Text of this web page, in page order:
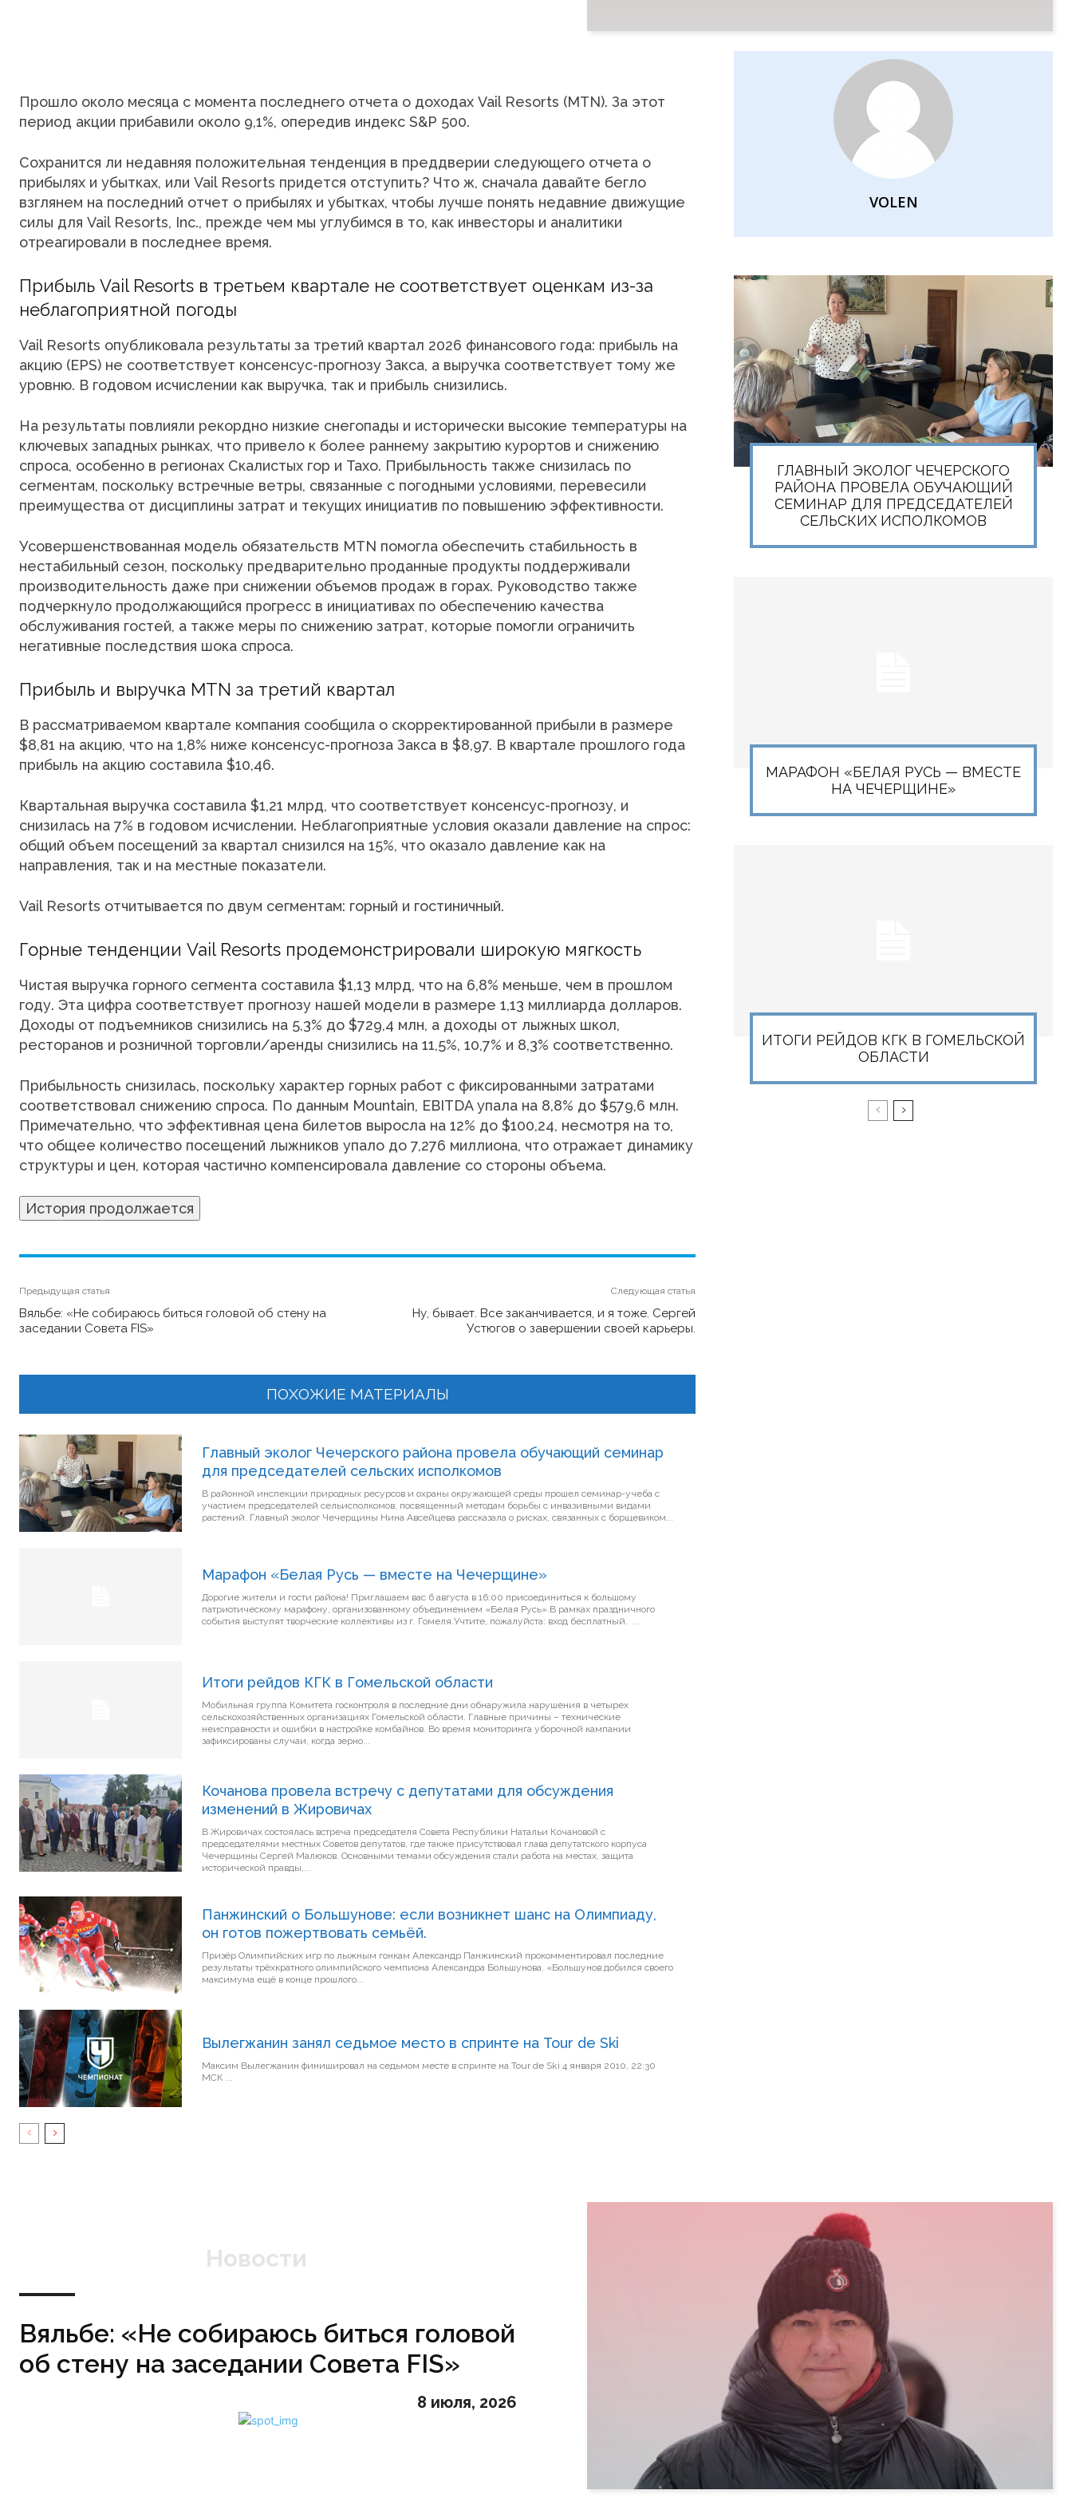
Прошло около месяца с момента последнего отчета о доходах Vail Resorts (MTN). За этот
период акции прибавили около 9,1%, опередив индекс S&P 500.
Сохранится ли недавняя положительная тенденция в преддверии следующего отчета о
прибылях и убытках, или Vail Resorts придется отступить? Что ж, сначала давайте бегло
взглянем на последний отчет о прибылях и убытках, чтобы лучше понять недавние движущие
силы для Vail Resorts, Inc., прежде чем мы углубимся в то, как инвесторы и аналитики
отреагировали в последнее время.
Прибыль Vail Resorts в третьем квартале не соответствует оценкам из-за
неблагоприятной погоды
Vail Resorts опубликовала результаты за третий квартал 2026 финансового года: прибыль на
акцию (EPS) не соответствует консенсус-прогнозу Закса, а выручка соответствует тому же
уровню. В годовом исчислении как выручка, так и прибыль снизились.
На результаты повлияли рекордно низкие снегопады и исторически высокие температуры на
ключевых западных рынках, что привело к более раннему закрытию курортов и снижению
спроса, особенно в регионах Скалистых гор и Тахо. Прибыльность также снизилась по
сегментам, поскольку встречные ветры, связанные с погодными условиями, перевесили
преимущества от дисциплины затрат и текущих инициатив по повышению эффективности.
Усовершенствованная модель обязательств MTN помогла обеспечить стабильность в
нестабильный сезон, поскольку предварительно проданные продукты поддерживали
производительность даже при снижении объемов продаж в горах. Руководство также
подчеркнуло продолжающийся прогресс в инициативах по обеспечению качества
обслуживания гостей, а также меры по снижению затрат, которые помогли ограничить
негативные последствия шока спроса.
Прибыль и выручка MTN за третий квартал
В рассматриваемом квартале компания сообщила о скорректированной прибыли в размере
$8,81 на акцию, что на 1,8% ниже консенсус-прогноза Закса в $8,97. В квартале прошлого года
прибыль на акцию составила $10,46.
Квартальная выручка составила $1,21 млрд, что соответствует консенсус-прогнозу, и
снизилась на 7% в годовом исчислении. Неблагоприятные условия оказали давление на спрос:
общий объем посещений за квартал снизился на 15%, что оказало давление как на
направления, так и на местные показатели.
Vail Resorts отчитывается по двум сегментам: горный и гостиничный.
Горные тенденции Vail Resorts продемонстрировали широкую мягкость
Чистая выручка горного сегмента составила $1,13 млрд, что на 6,8% меньше, чем в прошлом
году. Эта цифра соответствует прогнозу нашей модели в размере 1,13 миллиарда долларов.
Доходы от подъемников снизились на 5,3% до $729,4 млн, а доходы от лыжных школ,
ресторанов и розничной торговли/аренды снизились на 11,5%, 10,7% и 8,3% соответственно.
Прибыльность снизилась, поскольку характер горных работ с фиксированными затратами
соответствовал снижению спроса. По данным Mountain, EBITDA упала на 8,8% до $579,6 млн.
Примечательно, что эффективная цена билетов выросла на 12% до $100,24, несмотря на то,
что общее количество посещений лыжников упало до 7,276 миллиона, что отражает динамику
структуры и цен, которая частично компенсировала давление со стороны объема.
История продолжается
Предыдущая статья
Вяльбе: «Не собираюсь биться головой об стену на
заседании Совета FIS»
Следующая статья
Ну, бывает. Все заканчивается, и я тоже. Сергей
Устюгов о завершении своей карьеры.
ПОХОЖИЕ МАТЕРИАЛЫ
Главный эколог Чечерского района провела обучающий семинар
для председателей сельских исполкомов
В районной инспекции природных ресурсов и охраны окружающей среды прошел семинар-учеба с
участием председателей сельисполкомов, посвященный методам борьбы с инвазивными видами
растений. Главный эколог Чечерщины Нина Авсейцева рассказала о рисках, связанных с борщевиком...
Марафон «Белая Русь — вместе на Чечерщине»
Дорогие жители и гости района! Приглашаем вас 6 августа в 16:00 присоединиться к большому
патриотическому марафону, организованному объединением «Белая Русь».В рамках праздничного
события выступят творческие коллективы из г. Гомеля.Учтите, пожалуйста: вход бесплатный. ...
Итоги рейдов КГК в Гомельской области
Мобильная группа Комитета госконтроля в последние дни обнаружила нарушения в четырех
сельскохозяйственных организациях Гомельской области. Главные причины – технические
неисправности и ошибки в настройке комбайнов. Во время мониторинга уборочной кампании
зафиксированы случаи, когда зерно...
Кочанова провела встречу с депутатами для обсуждения
изменений в Жировичах
В Жировичах состоялась встреча председателя Совета Республики Натальи Кочановой с
председателями местных Советов депутатов, где также присутствовал глава депутатского корпуса
Чечерщины Сергей Малюков. Основными темами обсуждения стали работа на местах, защита
исторической правды,...
Панжинский о Большунове: если возникнет шанс на Олимпиаду,
он готов пожертвовать семьёй.
Призёр Олимпийских игр по лыжным гонкам Александр Панжинский прокомментировал последние
результаты трёхкратного олимпийского чемпиона Александра Большунова. «Большунов добился своего
максимума ещё в конце прошлого...
Вылегжанин занял седьмое место в спринте на Tour de Ski
Максим Вылегжанин финишировал на седьмом месте в спринте на Tour de Ski 4 января 2010, 22:30
МСК ...
VOLEN
ГЛАВНЫЙ ЭКОЛОГ ЧЕЧЕРСКОГО
РАЙОНА ПРОВЕЛА ОБУЧАЮЩИЙ
СЕМИНАР ДЛЯ ПРЕДСЕДАТЕЛЕЙ
СЕЛЬСКИХ ИСПОЛКОМОВ
МАРАФОН «БЕЛАЯ РУСЬ — ВМЕСТЕ
НА ЧЕЧЕРЩИНЕ»
ИТОГИ РЕЙДОВ КГК В ГОМЕЛЬСКОЙ
ОБЛАСТИ